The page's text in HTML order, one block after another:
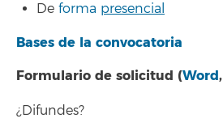
De forma presencial
Bases de la convocatoria
Formulario de solicitud (Word,
¿Difundes?